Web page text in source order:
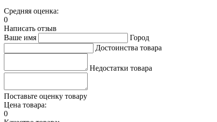
Средняя оценка:
0
Написать отзыв
Ваше имя
Город
Достоинства товара
Недостатки товара
Поставьте оценку товару
Цена товара:
0